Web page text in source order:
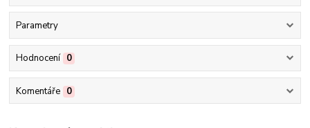
Parametry
Hodnocení 0
Komentáře 0